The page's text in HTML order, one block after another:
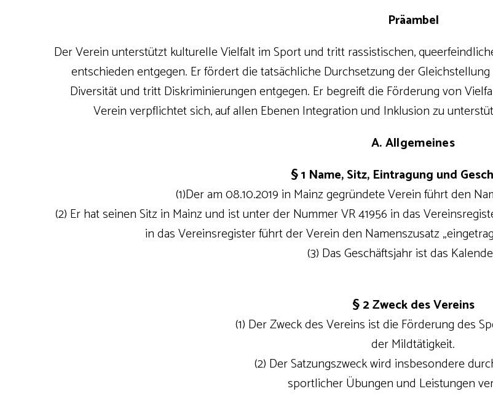
Präambel
Der Verein unterstützt kulturelle Vielfalt im Sport und tritt rassistischen,
entschieden entgegen. Er fördert die tatsächliche Durchsetzung der
Diversität und tritt Diskriminierungen entgegen. Er begreift die Förderung von
Verein verpflichtet sich, auf allen Ebenen Integration und Inklusion zu
A. Allgemeines
§ 1 Name, Sitz, Eintragung und
(1)Der am 08.10.2019 in Mainz gegründete Verein führt den
(2) Er hat seinen Sitz in Mainz und ist unter der Nummer VR 41956 in das
in das Vereinsregister führt der Verein den Namenszusatz
(3) Das Geschäftsjahr ist das
§ 2 Zweck des Vereins
(1) Der Zweck des Vereins ist die Förderung des
der Mildtätigkeit.
(2) Der Satzungszweck wird insbesondere
sportlicher Übungen und Leistungen